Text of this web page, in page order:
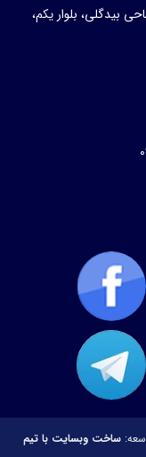
یکم،
با تیم